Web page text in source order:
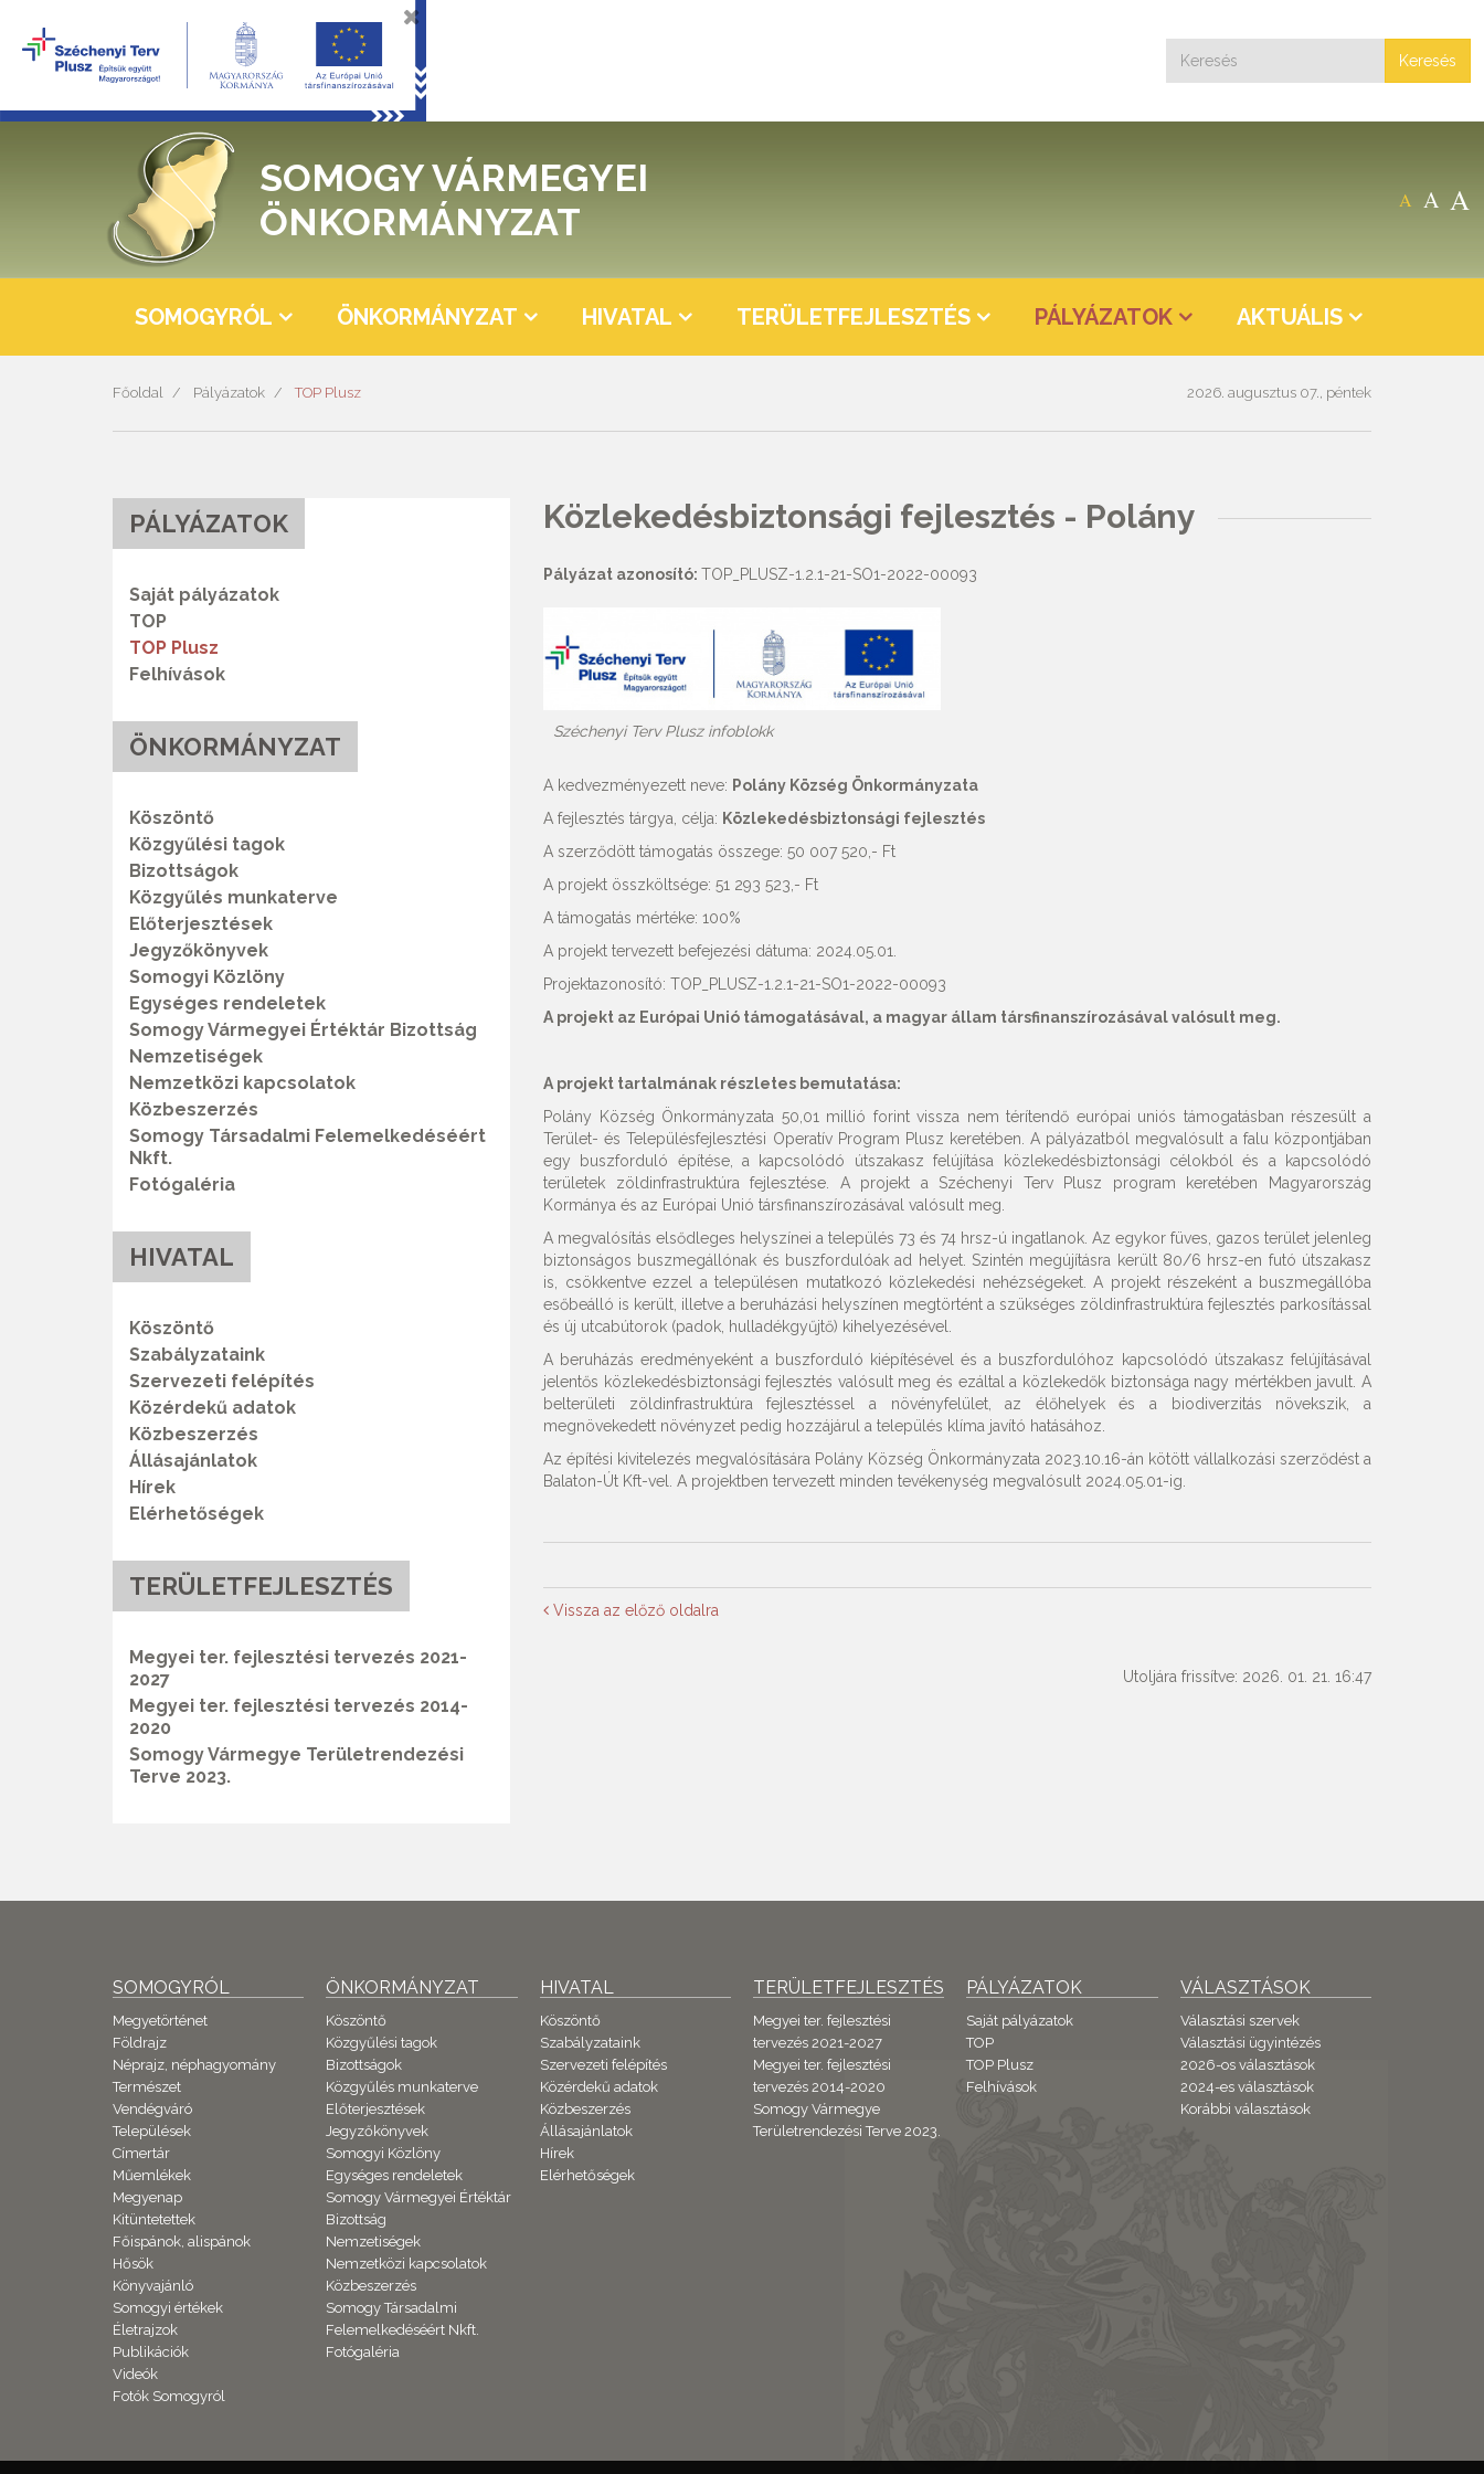
Keresés
A A A
SOMOGY VÁRMEGYEI
ÖNKORMÁNYZAT
SOMOGYRÓL ÖNKORMÁNYZAT HIVATAL TERÜLETFEJLESZTÉS PÁLYÁZATOK AKTUÁLIS
Főoldal Pályázatok TOP Plusz 2026. augusztus 07., péntek
PÁLYÁZATOK
Saját pályázatok
TOP
TOP Plusz
Felhívások
ÖNKORMÁNYZAT
Köszöntő
Közgyűlési tagok
Bizottságok
Közgyűlés munkaterve
Előterjesztések
Jegyzőkönyvek
Somogyi Közlöny
Egységes rendeletek
Somogy Vármegyei Értéktár Bizottság
Nemzetiségek
Nemzetközi kapcsolatok
Közbeszerzés
Somogy Társadalmi Felemelkedéséért
Nkft.
Fotógaléria
HIVATAL
Köszöntő
Szabályzataink
Szervezeti felépítés
Közérdekű adatok
Közbeszerzés
Állásajánlatok
Hírek
Elérhetőségek
TERÜLETFEJLESZTÉS
Megyei ter. fejlesztési tervezés 2021-
2027
Megyei ter. fejlesztési tervezés 2014-
2020
Somogy Vármegye Területrendezési
Terve 2023.
Közlekedésbiztonsági fejlesztés - Polány
Pályázat azonosító: TOP_PLUSZ-1.2.1-21-SO1-2022-00093
Széchenyi Terv Plusz infoblokk
A kedvezményezett neve: Polány Község Önkormányzata
A fejlesztés tárgya, célja: Közlekedésbiztonsági fejlesztés
A szerződött támogatás összege: 50 007 520,- Ft
A projekt összköltsége: 51 293 523,- Ft
A támogatás mértéke: 100%
A projekt tervezett befejezési dátuma: 2024.05.01.
Projektazonosító: TOP_PLUSZ-1.2.1-21-SO1-2022-00093
A projekt az Európai Unió támogatásával, a magyar állam társfinanszírozásával valósult meg.
A projekt tartalmának részletes bemutatása:
Polány Község Önkormányzata 50,01 millió forint vissza nem térítendő európai uniós támogatásban részesült a
Terület- és Településfejlesztési Operatív Program Plusz keretében. A pályázatból megvalósult a falu központjában
egy buszforduló építése, a kapcsolódó útszakasz felújítása közlekedésbiztonsági célokból és a kapcsolódó
területek zöldinfrastruktúra fejlesztése. A projekt a Széchenyi Terv Plusz program keretében Magyarország
Kormánya és az Európai Unió társfinanszírozásával valósult meg.
A megvalósítás elsődleges helyszínei a település 73 és 74 hrsz-ú ingatlanok. Az egykor füves, gazos terület jelenleg
biztonságos buszmegállónak és buszfordulóak ad helyet. Szintén megújításra került 80/6 hrsz-en futó útszakasz
is, csökkentve ezzel a településen mutatkozó közlekedési nehézségeket. A projekt részeként a buszmegállóba
esőbeálló is került, illetve a beruházási helyszínen megtörtént a szükséges zöldinfrastruktúra fejlesztés parkosítással
és új utcabútorok (padok, hulladékgyűjtő) kihelyezésével.
A beruházás eredményeként a buszforduló kiépítésével és a buszfordulóhoz kapcsolódó útszakasz felújításával
jelentős közlekedésbiztonsági fejlesztés valósult meg és ezáltal a közlekedők biztonsága nagy mértékben javult. A
belterületi zöldinfrastruktúra fejlesztéssel a növényfelület, az élőhelyek és a biodiverzitás növekszik, a
megnövekedett növényzet pedig hozzájárul a település klíma javító hatásához.
Az építési kivitelezés megvalósítására Polány Község Önkormányzata 2023.10.16-án kötött vállalkozási szerződést a
Balaton-Út Kft-vel. A projektben tervezett minden tevékenység megvalósult 2024.05.01-ig.
Vissza az előző oldalra
Utoljára frissítve: 2026. 01. 21. 16:47
SOMOGYRÓL
Megyetörténet
Földrajz
Néprajz, néphagyomány
Természet
Vendégváró
Települések
Címertár
Műemlékek
Megyenap
Kitüntetettek
Főispánok, alispánok
Hősök
Könyvajánló
Somogyi értékek
Életrajzok
Publikációk
Videók
Fotók Somogyról
ÖNKORMÁNYZAT
Köszöntő
Közgyűlési tagok
Bizottságok
Közgyűlés munkaterve
Előterjesztések
Jegyzőkönyvek
Somogyi Közlöny
Egységes rendeletek
Somogy Vármegyei Értéktár
Bizottság
Nemzetiségek
Nemzetközi kapcsolatok
Közbeszerzés
Somogy Társadalmi
Felemelkedéséért Nkft.
Fotógaléria
HIVATAL
Köszöntő
Szabályzataink
Szervezeti felépítés
Közérdekű adatok
Közbeszerzés
Állásajánlatok
Hírek
Elérhetőségek
TERÜLETFEJLESZTÉS
Megyei ter. fejlesztési
tervezés 2021-2027
Megyei ter. fejlesztési
tervezés 2014-2020
Somogy Vármegye
Területrendezési Terve 2023.
PÁLYÁZATOK
Saját pályázatok
TOP
TOP Plusz
Felhívások
VÁLASZTÁSOK
Választási szervek
Választási ügyintézés
2026-os választások
2024-es választások
Korábbi választások